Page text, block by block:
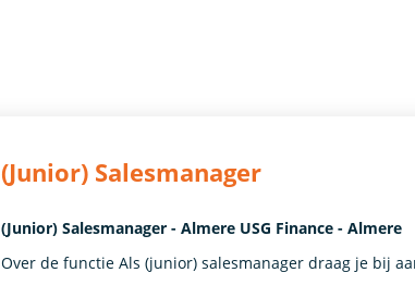
(Junior) Salesmanager
(Junior) Salesmanager - Almere USG Finance - Almere
Over de functie Als (junior) salesmanager draag je bij